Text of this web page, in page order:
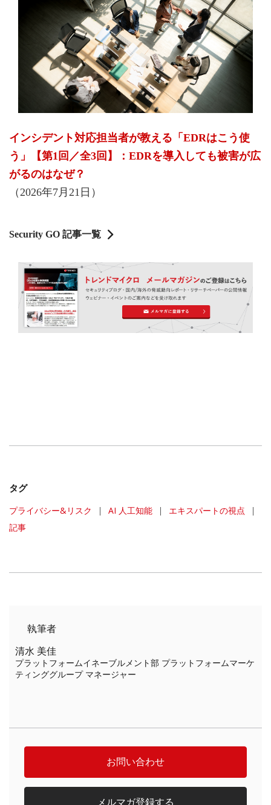
インシデント対応担当者が教える「EDRはこう使
う」【第1回／全3回】：EDRを導入しても被害が広
がるのはなぜ？
（2026年7月21日）
Security GO 記事一覧
タグ
プライバシー&リスク | AI 人工知能 | エキスパートの視点
|
記事
執筆者
清水 美佳
プラットフォームイネーブルメント部 プラットフォームマーケ
ティンググループ マネージャー
お問い合わせ
メルマガ登録する